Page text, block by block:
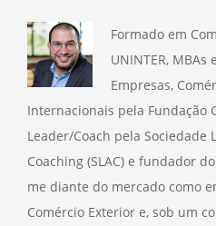
Formado em
UNINTER, MBAs
Empresas,
Internacionais pela Fundação
Leader/Coach pela Sociedade
Coaching (SLAC) e fundador
me diante do mercado como
Comércio Exterior e, sob um